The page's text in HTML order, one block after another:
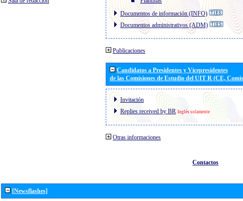
Documentos de información (INFO)
Documentos administrativos (ADM)
Publicaciones
Candidatos a Presidentes y Vicepresidentes
de las Comisiones de Estudio del UIT R (CE,
Invitación
Replies received by BR Inglés solamente
Otras informaciones
Contactos
[Newsflashes]